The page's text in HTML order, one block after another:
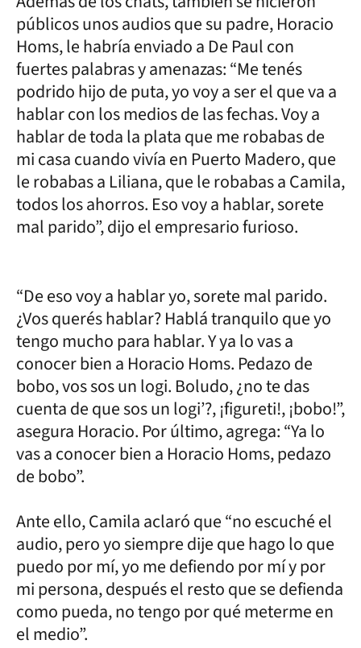
públicos unos audios que su padre, Horacio
Homs, le habría enviado a De Paul con
fuertes palabras y amenazas: “Me tenés
podrido hijo de puta, yo voy a ser el que va a
hablar con los medios de las fechas. Voy a
hablar de toda la plata que me robabas de
mi casa cuando vivía en Puerto Madero, que
le robabas a Liliana, que le robabas a Camila,
todos los ahorros. Eso voy a hablar, sorete
mal parido”, dijo el empresario furioso.
“De eso voy a hablar yo, sorete mal parido.
¿Vos querés hablar? Hablá tranquilo que yo
tengo mucho para hablar. Y ya lo vas a
conocer bien a Horacio Homs. Pedazo de
bobo, vos sos un logi. Boludo, ¿no te das
cuenta de que sos un logi’?, ¡figureti!, ¡bobo!”,
asegura Horacio. Por último, agrega: “Ya lo
vas a conocer bien a Horacio Homs, pedazo
de bobo”.
Ante ello, Camila aclaró que “no escuché el
audio, pero yo siempre dije que hago lo que
puedo por mí, yo me defiendo por mí y por
mi persona, después el resto que se defienda
como pueda, no tengo por qué meterme en
el medio”.